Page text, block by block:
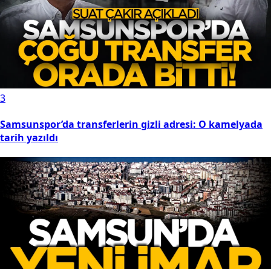
3
Samsunspor’da transferlerin gizli adresi: O kamelyada
tarih yazıldı